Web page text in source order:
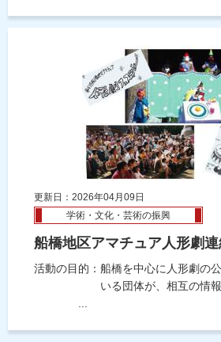
更新日：2026年04月09日
学術・文化・芸術の振興
船橋地区アマチュア人形劇連
活動の目的：船橋を中心に人形劇の
いる団体が、相互の情報を